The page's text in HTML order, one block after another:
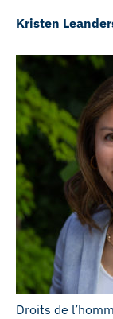
Kristen
Droits de